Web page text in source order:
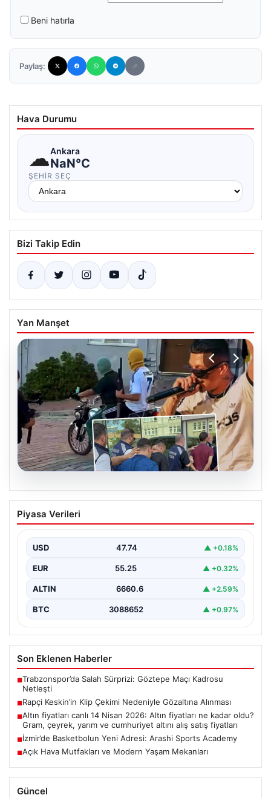
Beni hatırla
Paylaş:
Hava Durumu
☁Ankara
NaN°C
ŞEHIR SEÇ
Bizi Takip Edin
Yan Manşet
06.08.2026
Rapçi Keskin’in Klip Çekimi Nedeniyle
Gözaltına Alınması
bilinen rapçi Yüşa Keskin, klip çekimi sırasında silah…
Piyasa Verileri
USD 47.74 ▲ +0.18%
EUR 55.25 ▲ +0.32%
ALTIN 6660.6 ▲ +2.59%
BTC 3088652 ▲ +0.97%
Son Eklenen Haberler
■Trabzonspor’da Salah Sürprizi: Göztepe Maçı Kadrosu
Netleşti
■Rapçi Keskin’in Klip Çekimi Nedeniyle Gözaltına Alınması
■Altın fiyatları canlı 14 Nisan 2026: Altın fiyatları ne kadar oldu?
Gram, çeyrek, yarım ve cumhuriyet altını alış satış fiyatları
■İzmir’de Basketbolun Yeni Adresi: Arashi Sports Academy
■Açık Hava Mutfakları ve Modern Yaşam Mekanları
Güncel